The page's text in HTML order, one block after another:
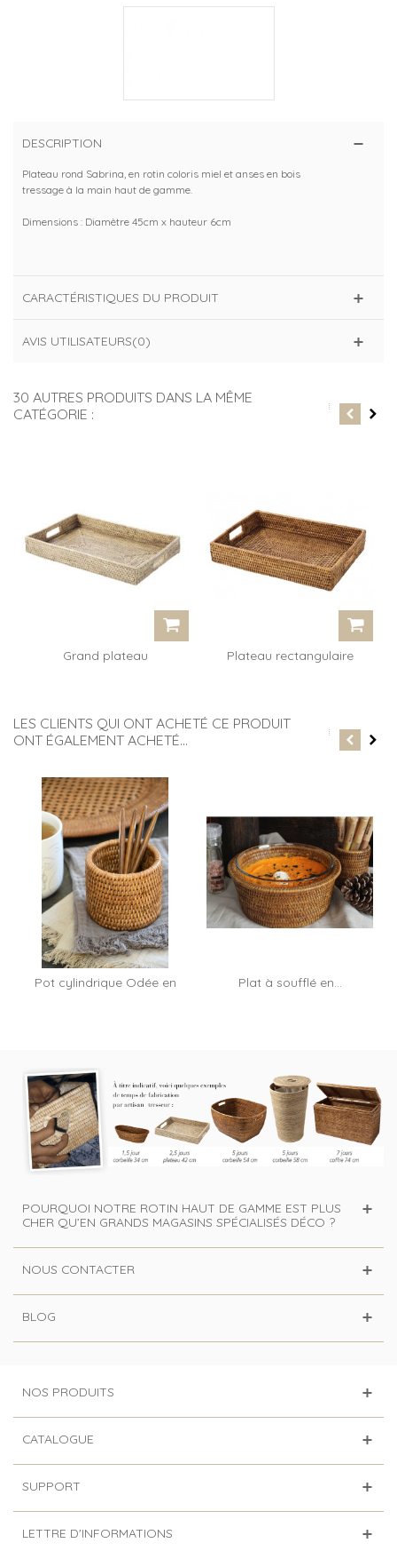
DESCRIPTION
Plateau rond Sabrina, en rotin coloris miel et anses en bois
tressage à la main haut de gamme.
Dimensions : Diamètre 45cm x hauteur 6cm
CARACTÉRISTIQUES DU PRODUIT
AVIS UTILISATEURS(0)
30 AUTRES PRODUITS DANS LA MÊME
CATÉGORIE :
Grand plateau
Plateau rectangulaire
LES CLIENTS QUI ONT ACHETÉ CE PRODUIT
ONT ÉGALEMENT ACHETÉ...
Pot cylindrique Odée en
Plat à soufflé en...
POURQUOI NOTRE ROTIN HAUT DE GAMME EST PLUS
CHER QU’EN GRANDS MAGASINS SPÉCIALISÉS DÉCO ?
NOUS CONTACTER
BLOG
NOS PRODUITS
CATALOGUE
SUPPORT
LETTRE D'INFORMATIONS